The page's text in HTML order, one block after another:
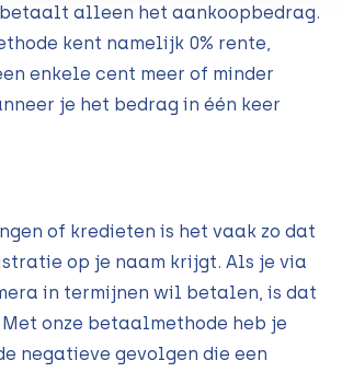
betaalt alleen het aankoopbedrag.
kent namelijk 0% rente,
enkele cent meer of minder
je het bedrag in één keer
of kredieten is het vaak zo dat
op je naam krijgt. Als je via
in termijnen wil betalen, is dat
onze betaalmethode heb je
negatieve gevolgen die een